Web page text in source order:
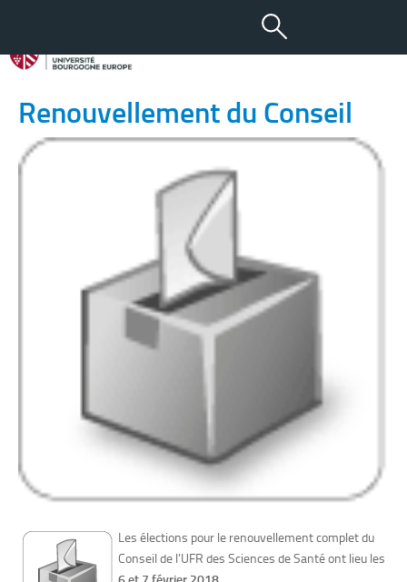
13 JAN 2018
Élections février 2018 –
Renouvellement du Conseil
Les élections pour le renouvellement complet du
Conseil de l’UFR des Sciences de Santé ont lieu les